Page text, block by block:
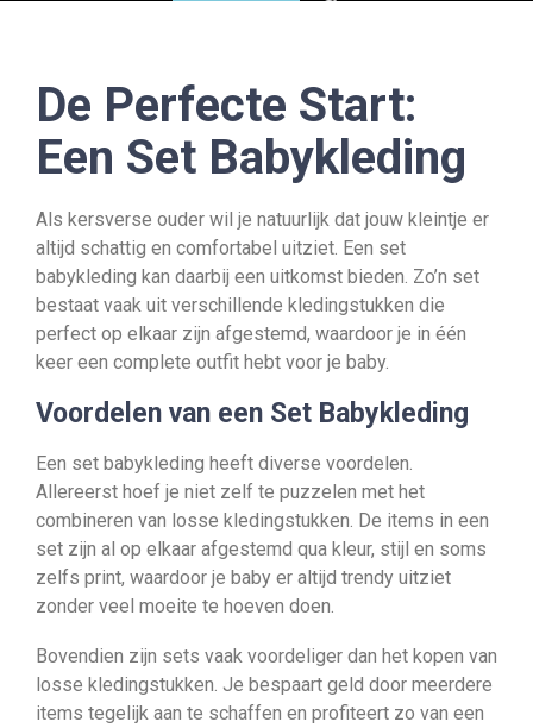
De Perfecte Start:
Een Set Babykleding
Als kersverse ouder wil je natuurlijk dat jouw kleintje er
altijd schattig en comfortabel uitziet. Een set
babykleding kan daarbij een uitkomst bieden. Zo’n set
bestaat vaak uit verschillende kledingstukken die
perfect op elkaar zijn afgestemd, waardoor je in één
keer een complete outfit hebt voor je baby.
Voordelen van een Set Babykleding
Een set babykleding heeft diverse voordelen.
Allereerst hoef je niet zelf te puzzelen met het
combineren van losse kledingstukken. De items in een
set zijn al op elkaar afgestemd qua kleur, stijl en soms
zelfs print, waardoor je baby er altijd trendy uitziet
zonder veel moeite te hoeven doen.
Bovendien zijn sets vaak voordeliger dan het kopen van
losse kledingstukken. Je bespaart geld door meerdere
items tegelijk aan te schaffen en profiteert zo van een